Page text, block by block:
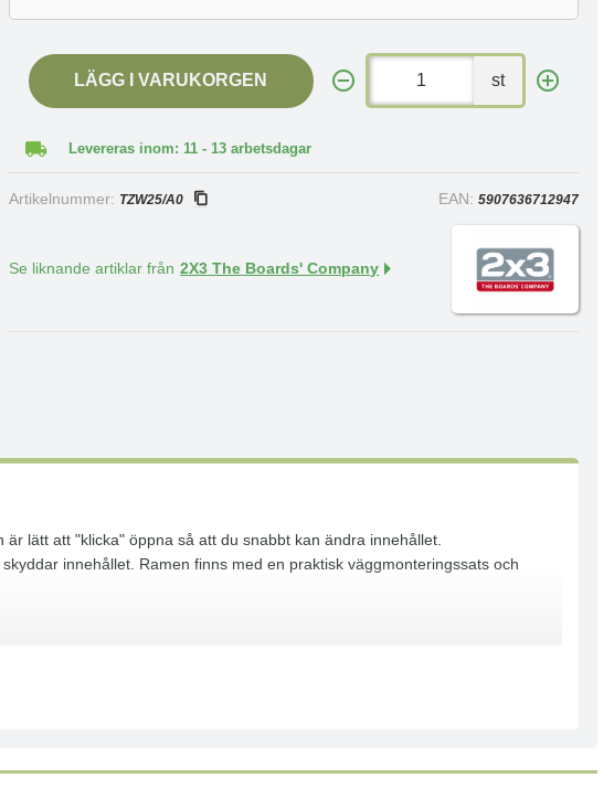
LÄGG I VARUKORGEN st
Levereras inom: 11 - 13 arbetsdagar
Artikelnummer: TZW25/A0 EAN: 5907636712947
Se liknande artiklar från 2X3 The Boards' Company
lätt att "klicka" öppna så att du snabbt kan ändra innehållet.
innehållet. Ramen finns med en praktisk väggmonteringssats och